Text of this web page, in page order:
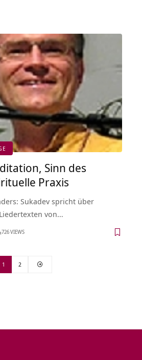
Sinn des
Praxis
Sukadev spricht über
von…
726 VIEWS
1 2